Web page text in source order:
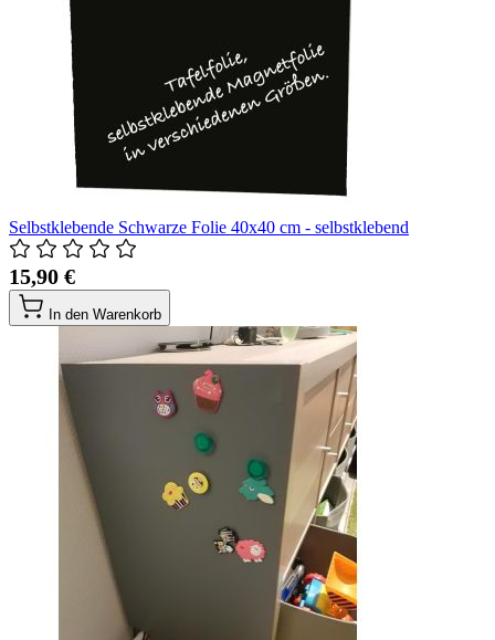
Selbstklebende Schwarze Folie 40x40 cm - selbstklebend
15,90 €
In den Warenkorb